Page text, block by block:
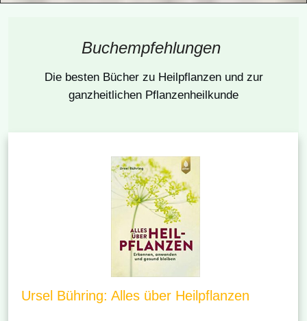
Buchempfehlungen
Die besten Bücher zu Heilpflanzen und zur
ganzheitlichen Pflanzenheilkunde
Ursel Bühring: Alles über Heilpflanzen